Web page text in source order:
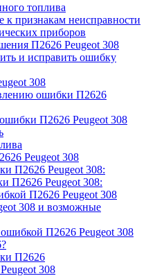
топлива
признакам неисправности
приборов
П2626 Peugeot 308
и исправить ошибку
308
ошибки П2626
П2626 Peugeot 308
Peugeot 308
П2626 Peugeot 308:
П2626 Peugeot 308:
П2626 Peugeot 308
308 и возможные
П2626 Peugeot 308
П2626
308